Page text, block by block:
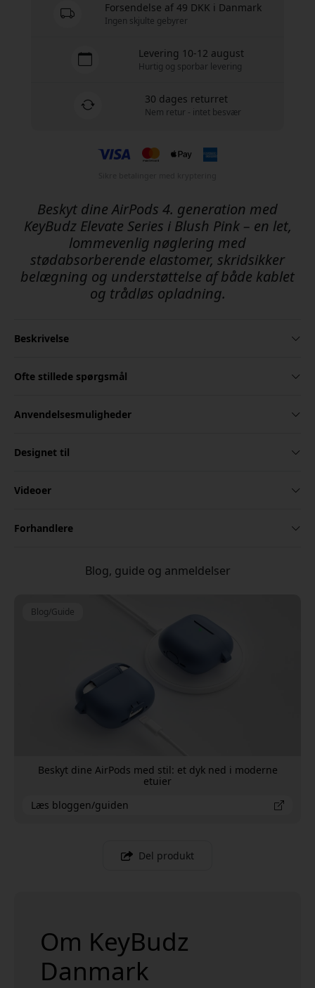
Forsendelse af 49 DKK i Danmark
Ingen skjulte gebyrer
Levering 10-12 august
Hurtig og sporbar levering
30 dages returret
Nem retur - intet besvær
Beskyt dine AirPods 4. generation med
KeyBudz Elevate Series i Blush Pink – en let,
lommevenlig nøglering med
stødabsorberende elastomer, skridsikker
belægning og understøttelse af både kablet
og trådløs opladning.
Beskrivelse
Ofte stillede spørgsmål
Anvendelsesmuligheder
Designet til
Videoer
Forhandlere
Blog, guide og anmeldelser
Blog/Guide
Beskyt dine AirPods med stil: et dyk ned i moderne
etuier
Læs bloggen/guiden
Del produkt
Om KeyBudz
Danmark